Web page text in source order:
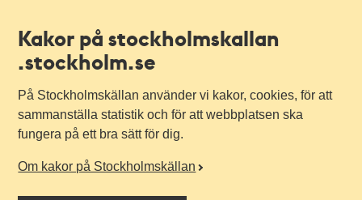
Kakor på stockholmskallan
.stockholm.se
På Stockholmskällan använder vi kakor, cookies, för att
sammanställa statistik och för att webbplatsen ska
fungera på ett bra sätt för dig.
Om kakor på Stockholmskällan